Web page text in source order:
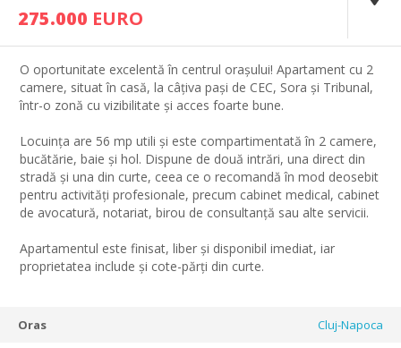
275.000 EURO
O oportunitate excelentă în centrul orașului! Apartament cu 2
camere, situat în casă, la câțiva pași de CEC, Sora și Tribunal,
într-o zonă cu vizibilitate și acces foarte bune.
Locuința are 56 mp utili și este compartimentată în 2 camere,
bucătărie, baie și hol. Dispune de două intrări, una direct din
stradă și una din curte, ceea ce o recomandă în mod deosebit
pentru activități profesionale, precum cabinet medical, cabinet
de avocatură, notariat, birou de consultanță sau alte servicii.
Apartamentul este finisat, liber și disponibil imediat, iar
proprietatea include și cote-părți din curte.
Oras Cluj-Napoca